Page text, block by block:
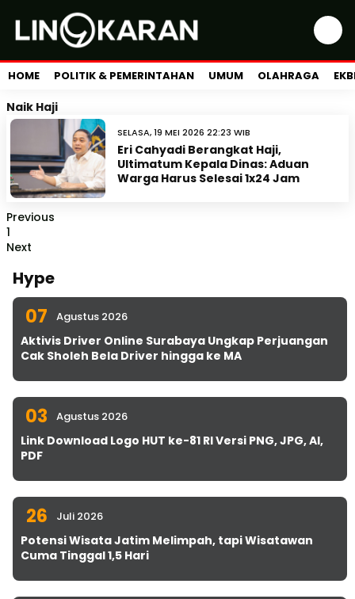
HOME POLITIK & PEMERINTAHAN UMUM OLAHRAGA
Naik Haji
SELASA, 19 MEI 2026 22:23 WIB
Eri Cahyadi Berangkat Haji,
Ultimatum Kepala Dinas: Aduan
Warga Harus Selesai 1x24 Jam
Previous
1
Next
Hype
07 Agustus 2026
Aktivis Driver Online Surabaya Ungkap Perjuangan
Cak Sholeh Bela Driver hingga ke MA
03 Agustus 2026
Link Download Logo HUT ke-81 RI Versi PNG, JPG, AI,
PDF
26 Juli 2026
Potensi Wisata Jatim Melimpah, tapi Wisatawan
Cuma Tinggal 1,5 Hari